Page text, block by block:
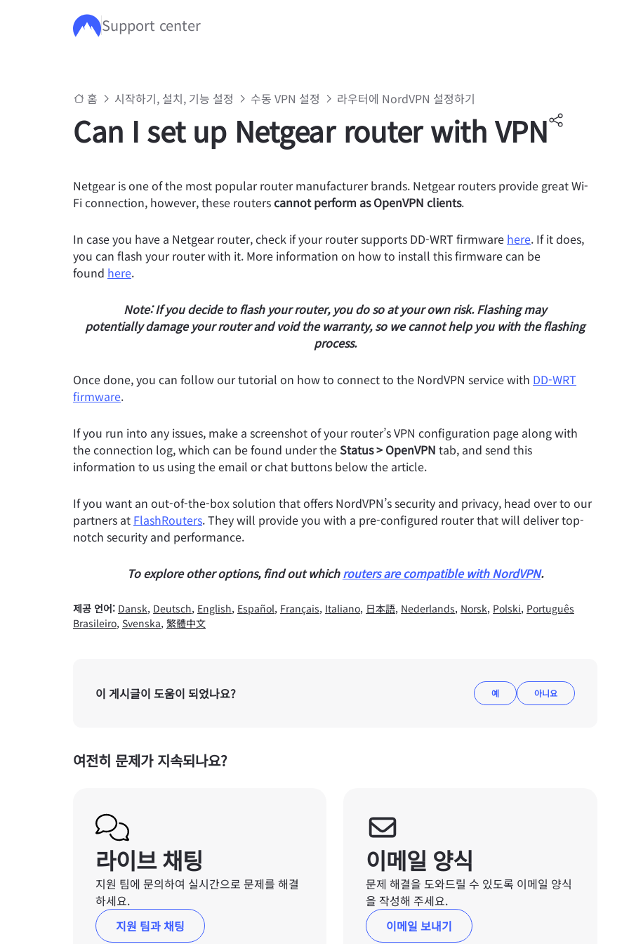
주요 콘텐츠로 건너뛰기
Support center
홈 시작하기, 설치, 기능 설정 수동 VPN 설정 라우터에 NordVPN 설정하기
Can I set up Netgear router with VPN
Netgear is one of the most popular router manufacturer brands. Netgear routers provide great Wi-
Fi connection, however, these routerscannot perform as OpenVPN clients.
In case you have a Netgear router, check if your router supports DD-WRT firmware here. If it does,
you can flash your router with it. More information on how to install this firmware can be
found here.
Note: If you decide to flash your router, you do so at your own risk. Flashing may
potentially damage your router and void the warranty, so we cannot help you with the flashing
process.
Once done, you can follow our tutorial on how to connect to the NordVPN service with DD-WRT
firmware.
If you run into any issues, make a screenshot of your router’s VPN configuration page along with
the connection log, which can be found under the Status > OpenVPN tab, and send this
information to us using the email or chat buttons below the article.
If you want an out-of-the-box solution that offers NordVPN’s security and privacy, head over to our
partners at FlashRouters. They will provide you with a pre-configured router that will deliver top-
notch security and performance.
To explore other options, find out whichrouters are compatible with NordVPN.
제공 언어: Dansk, Deutsch, English, Español, Français, Italiano, 日本語, Nederlands, Norsk, Polski, Português
Brasileiro, Svenska, 繁體中文
이 게시글이 도움이 되었나요? 예 아니요
여전히 문제가 지속되나요?
라이브 채팅
지원 팀에 문의하여 실시간으로 문제를 해결
하세요.
지원 팀과 채팅
이메일 양식
문제 해결을 도와드릴 수 있도록 이메일 양식
을 작성해 주세요.
이메일 보내기